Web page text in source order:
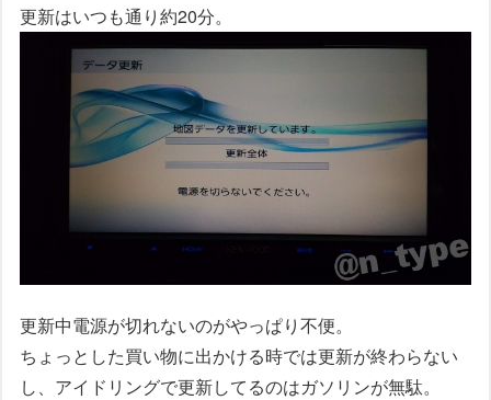
更新はいつも通り約20分。
更新中電源が切れないのがやっぱり不便。
ちょっとした買い物に出かける時では更新が終わらない
し、アイドリングで更新してるのはガソリンが無駄。